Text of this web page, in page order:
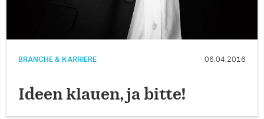
BRANCHE & KARRIERE 06.04.2016
Ideen klauen, ja bitte!